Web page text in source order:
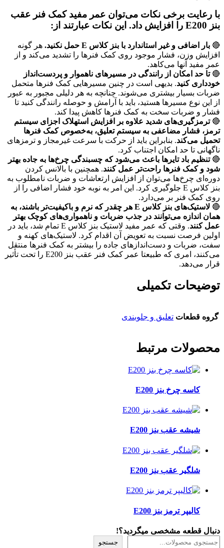
با رعایت برخی نکات می‌توان عمر مفید کمک فنر عقب
بنز E200 را افزایش داد. این نکات عبارتند از:
🔴 بار اضافی و غیر استاندارد با بنز کلاس E حمل نکنید.
هر گونه
افزایش وزن، فشار موجود روی کمک فنرها را تشدید می‌کند و از
عمر مفید آنها می‌کاهد.
🔴تا حد امکان از رانندگی در مسیرهای ناهموار و پردست‌انداز
خودداری کنید. بدیهی است در چنین مسیرهایی کمک فنرها متحمل
ضربات بسیار بیشتری می‌شوند. چنانچه به هر دلیلی مجبور به عبور
از این نوع مسیرها هستید، باید با آرامش و حوصله رانندگی کنید تا
فشار و ضربات سخت به کمک فنرها کاهش پیدا کند.
🔴ترمزگیری‌های شدید علاوه بر افزایش استهلاک اجزای سیستم
ترمز، فشار مضاعفی به سیستم تعلیق، به‌خصوص کمک فنرها
تحمیل می‌کند. بنابراین باید از حرکت با سرعت غیرمجاز و ترمزهای
ناگهانی تا حد امکان اجتناب کرد.
🔴تنظیم باد تایرها باعث می‌شود که چسبندگی چرخ‌ها به جاده بهتر
شود و کمک فنرها راحت‌تر عمل کنند. همچنین با بالانس کردن
دوره‌ای چرخ‌ها می‌توان از افزایش ارتعاشات و ضربات نامطلوب به
بنز کلاس E جلوگیری کرد. این امر به نوبه خود فشار اضافی را از
روی کمک فنر بر می‌دارد.
🔴
لاستیک‌های بنز کلاس E هر چقدر که نرم و باکیفیت‌تر باشند، به
همان اندازه می‌توانند در جذب ضربات و ناهمواری‌های کوچک بهتر
عمل کنند
. وقتی که عمر مفید لاستیک بنز کلاس E تمام شد، باید در
اولین فرصت نسبت به تعویض آن اقدام کرد. لاستیک‌های کهنه و
سفت، ضربات و دست‌اندازهای جاده را بیشتر به کمک فنرها منتقل
می‌کنند، امری که طبیعتا عمر کمک فنر عقب بنز E200 را تحت تأثیر
قرار می‌دهد.
توضیحات تکمیلی
گروه قطعات تعلیق و جلوبندی
محصولات مرتبط
کاسه چرخ بنز E200
شیشه عقب بنز E200
شلگیر عقب بنز E200
کالیپر ترمز بنز E200
دنبال قطعه مشخصی میگردید؟!
جستجو